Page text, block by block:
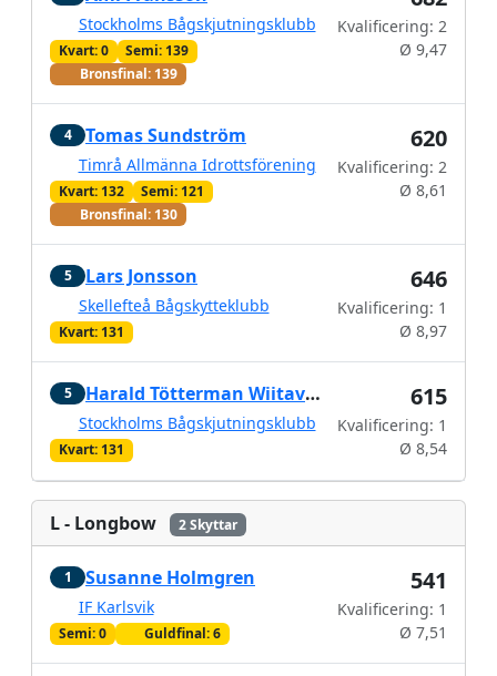
Stockholms Bågskjutningsklubb
Kvart: 0
Semi: 139
Bronsfinal: 139
Kvalificering: 2
Ø 9,47
4 Tomas Sundström
Timrå Allmänna Idrottsförening
Kvart: 132
Semi: 121
Bronsfinal: 130
620
Kvalificering: 2
Ø 8,61
5 Lars Jonsson
Skellefteå Bågskytteklubb
Kvart: 131
646
Kvalificering: 1
Ø 8,97
5 Harald Tötterman Wiitavaara
Stockholms Bågskjutningsklubb
Kvart: 131
615
Kvalificering: 1
Ø 8,54
L - Longbow 2 Skyttar
1 Susanne Holmgren
IF Karlsvik
Semi: 0 Guldfinal: 6
541
Kvalificering: 1
Ø 7,51